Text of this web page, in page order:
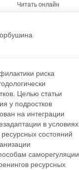
Читать онлайн
риска
Целью статьи
у подростков
на интеграции
в условиях
состояний
саморегуляции
ресурсных